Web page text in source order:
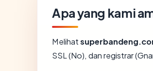
Apa yang kami
Melihat
SSL (No), dan registrar